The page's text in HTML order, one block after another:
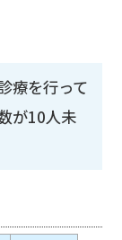
療を行って
が10人未